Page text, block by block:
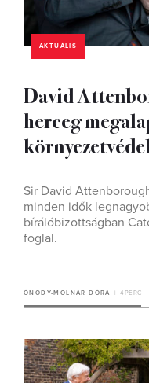
AKTUÁLIS
David
herceg
Sir David
minden idők
bírálóbizottságban
foglal.
ÓNODY-MOLNÁR DÓRA 4 PERC